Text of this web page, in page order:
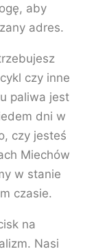
aby
adres.
czy inne
paliwa jest
dni w
czy jesteś
Miechów
w stanie
czasie.
na
Nasi